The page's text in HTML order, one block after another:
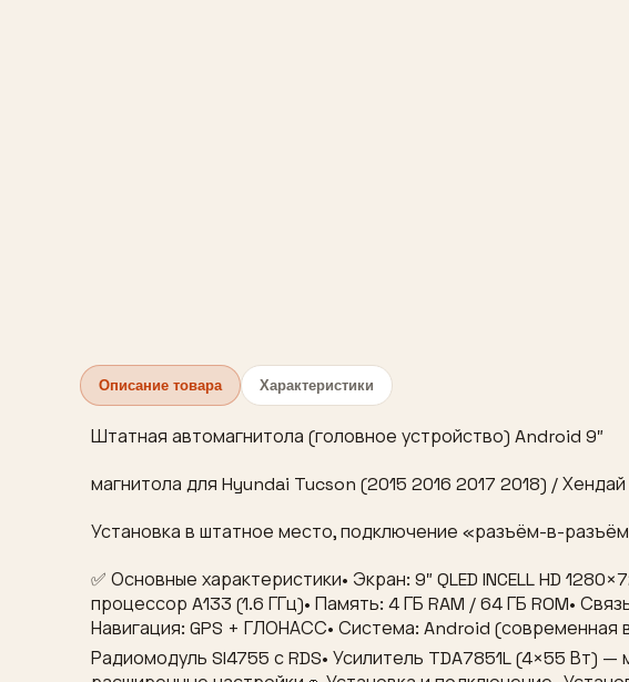
Описание товара Характеристики
Штатная автомагнитола (головное устройство) Android 9″
магнитола для Hyundai Tucson (2015 2016 2017 2018) /
Установка в штатное место, подключение «разъём-в-
✅ Основные характеристики• Экран: 9″ QLED INCELL HD
процессор A133 (1.6 ГГц)• Память: 4 ГБ RAM / 64 ГБ ROM•
Навигация: GPS + ГЛОНАСС• Система: Android (современная
Радиомодуль SI4755 с RDS• Усилитель TDA7851L (4×55 Вт)